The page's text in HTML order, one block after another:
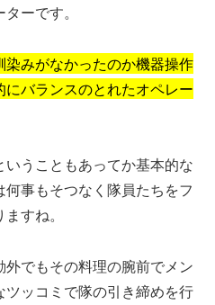
ーです。
みがなかったのか機器操作
バランスのとれたオペレー
うこともあってか基本的な
事もそつなく隊員たちをフ
すね。
外でもその料理の腕前でメン
ッコミで隊の引き締めを行